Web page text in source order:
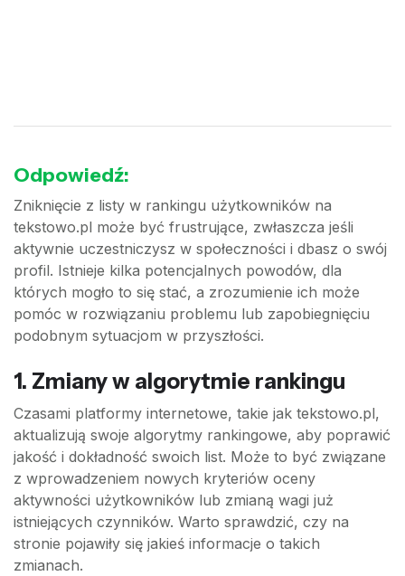
Odpowiedź:
Zniknięcie z listy w rankingu użytkowników na
tekstowo.pl może być frustrujące, zwłaszcza jeśli
aktywnie uczestniczysz w społeczności i dbasz o swój
profil. Istnieje kilka potencjalnych powodów, dla
których mogło to się stać, a zrozumienie ich może
pomóc w rozwiązaniu problemu lub zapobiegnięciu
podobnym sytuacjom w przyszłości.
1. Zmiany w algorytmie rankingu
Czasami platformy internetowe, takie jak tekstowo.pl,
aktualizują swoje algorytmy rankingowe, aby poprawić
jakość i dokładność swoich list. Może to być związane
z wprowadzeniem nowych kryteriów oceny
aktywności użytkowników lub zmianą wagi już
istniejących czynników. Warto sprawdzić, czy na
stronie pojawiły się jakieś informacje o takich
zmianach.